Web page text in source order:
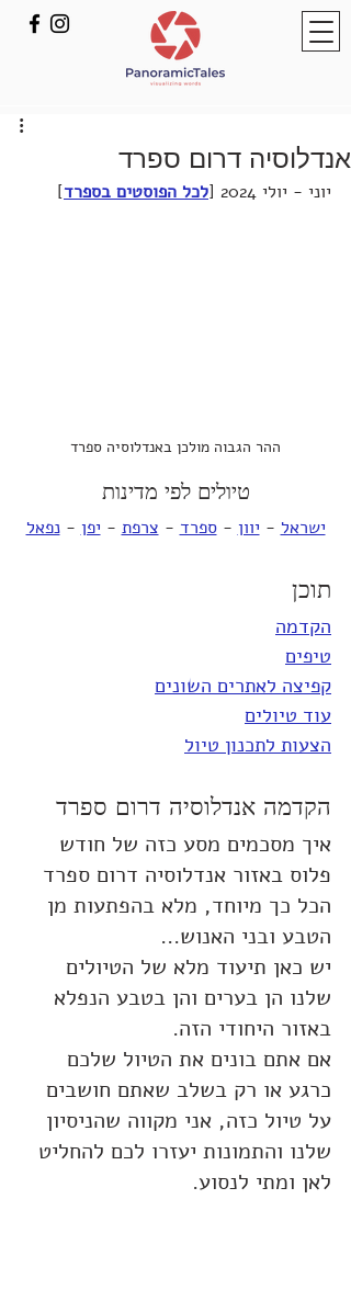
אנדלוסיה דרום ספרד
יוני - יולי 2024 [ לכל הפוסטים בספרד]
ההר הגבוה מולכן באנדלוסיה ספרד
טיולים לפי מדינות
ישראל - יוון - ספרד - צרפת - יפן - נפאל
תוכן
הקדמה
טיפים
קפיצה לאתרים השונים
עוד טיולים
הצעות לתכנון טיול
הקדמה אנדלוסיה דרום ספרד
איך מסכמים מסע כזה של חודש
פלוס באזור אנדלוסיה דרום ספרד
הכל כך מיוחד, מלא בהפתעות מן
הטבע ובני האנוש...
יש כאן תיעוד מלא של הטיולים
שלנו הן בערים והן בטבע הנפלא
באזור היחודי הזה.
אם אתם בונים את הטיול שלכם
כרגע או רק בשלב שאתם חושבים
על טיול כזה, אני מקווה שהניסיון
שלנו והתמונות יעזרו לכם להחליט
לאן ומתי לנסוע.